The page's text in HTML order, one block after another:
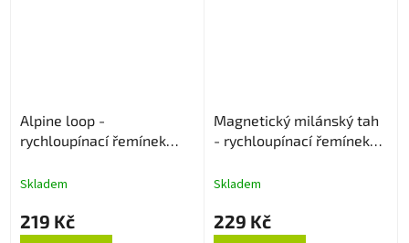
Alpine loop -
rychloupínací řemínek
Skladem
219 Kč
Magnetický milánský tah
- rychloupínací řemínek
Skladem
229 Kč